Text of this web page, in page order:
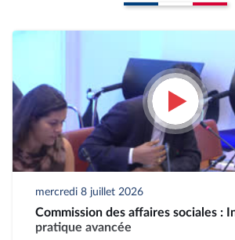
mercredi 8 juillet 2026
Commission des affaires sociales :
pratique avancée